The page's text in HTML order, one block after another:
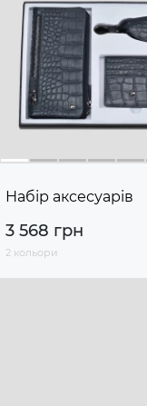
Набір аксесуарів
3 568 грн
2 кольори